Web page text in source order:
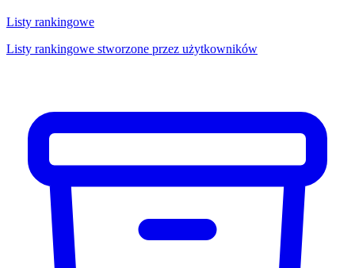
Listy rankingowe
Listy rankingowe stworzone przez użytkowników